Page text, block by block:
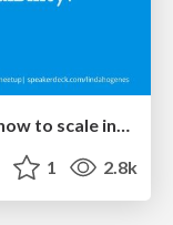
1 2.8k